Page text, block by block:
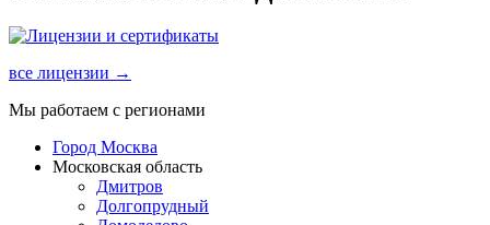
все лицензии →
Мы работаем с регионами
Город Москва
Московская область
Дмитров
Долгопрудный